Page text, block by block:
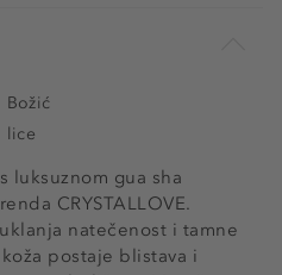
luksuznom gua sha
CRYSTALLOVE.
natečenost i tamne
postaje blistava i
Božić
lice